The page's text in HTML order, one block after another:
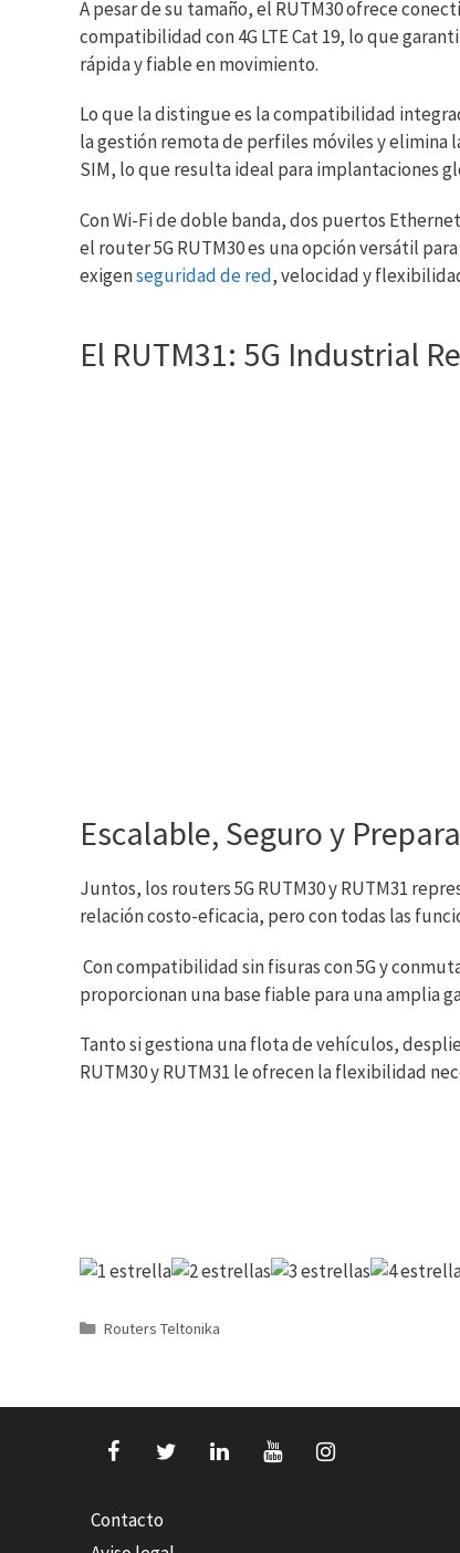
A pesar de su tamaño, el RUTM30 ofrece
compatibilidad con 4G LTE Cat 19, lo que
rápida y fiable en movimiento.
Lo que la distingue es la compatibilidad
la gestión remota de perfiles móviles y elimina
SIM, lo que resulta ideal para implantaciones
Con Wi-Fi de doble banda, dos puertos
el router 5G RUTM30 es una opción versátil
exigenseguridad de red, velocidad y
El RUTM31: 5G Industrial
Escalable, Seguro y
Juntos, los routers 5G RUTM30 y RUTM31
relación costo-eficacia, pero con todas las
Con compatibilidad sin fisuras con 5G y
proporcionan una base fiable para una amplia
Tanto si gestiona una flota de vehículos,
RUTM30 y RUTM31 le ofrecen la flexibilidad
Categorías
Routers Teltonika
Contacto